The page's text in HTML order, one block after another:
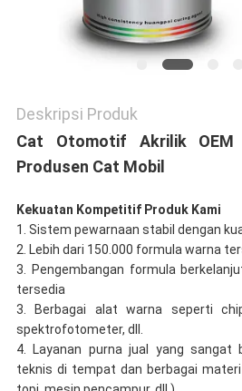
Deskripsi Produk
Cat Otomotif Akrilik OEM
Produsen Cat Mobil
Kekuatan Kompetitif Produk Kami
1. Sistem pewarnaan stabil dengan
2. Lebih dari 150.000 formula warna
3. Pengembangan formula
tersedia
3. Berbagai alat warna seperti
spektrofotometer, dll.
4. Layanan purna jual yang sangat
teknis di tempat dan berbagai